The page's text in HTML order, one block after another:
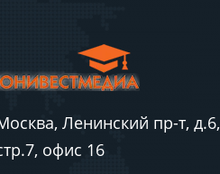
Ленинский пр-т, д.6,
офис 16